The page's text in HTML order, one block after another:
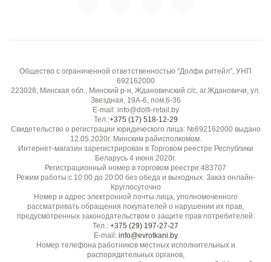
раскрое
Устойчивость к пиллингу:
Высокая (не скатывается)
Общество с ограниченной ответственностью "Долфи ритейл", УНП
692162000
223028, Минская обл., Минский р-н, Ждановичский с/с, аг.Ждановичи, ул.
Звездная, 19А-6, пом.6-36
E-mail: info@dolfi-retail.by
Тел.:+375 (17) 518-12-29
Свидетельство о регистрации юридического лица: №692162000 выдано
12.05.2020г. Минским райисполкомом.
Интернет-магазин зарегистрирован в Торговом реестре Республики
Беларусь 4 июня 2020г.
Регистрационный номер в торговом реестре:483707
Режим работы:с 10:00 до 20:00 без обеда и выходных. Заказ онлайн-
Круглосуточно
Номер и адрес электронной почты лица, уполномоченного
рассматривать обращения покупателей о нарушении их прав,
предусмотренных законодательством о защите прав потребителей:
Тел.: +375 (29) 197-27-27
E-mail: info@evrotkani.by
Номер телефона работников местных исполнительных и
распорядительных органов,